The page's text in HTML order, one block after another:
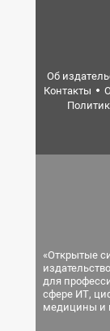
Об
Контакты
«Открытые
для
сфере ИТ,
медицины и